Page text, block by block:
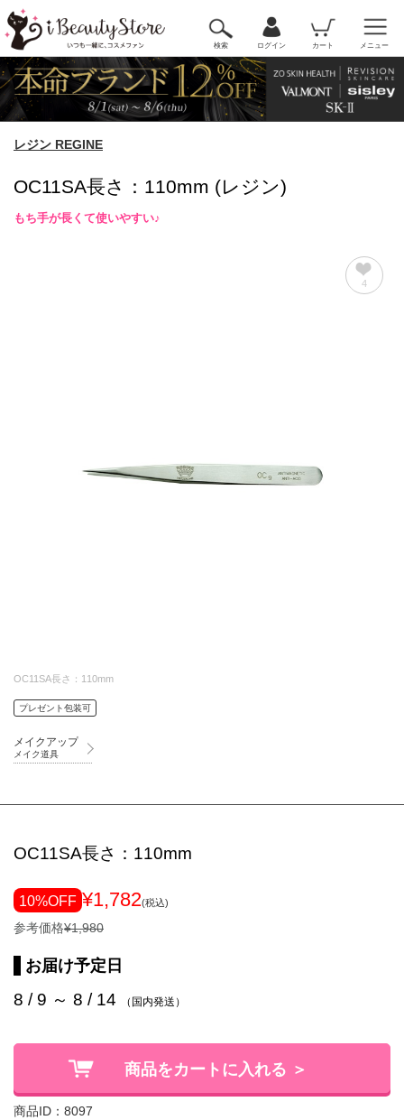
検索 ログイン カート メニュー
レジン REGINE
OC11SA長さ：110mm (レジン)
もち手が長くて使いやすい♪
4
OC11SA長さ：110mm
プレゼント包装可
メイクアップ
メイク道具
OC11SA長さ：110mm
10%OFF ¥1,782(税込)
参考価格¥1,980
お届け予定日
8 / 9 ～ 8 / 14 （国内発送）
商品をカートに入れる ＞
商品ID：8097